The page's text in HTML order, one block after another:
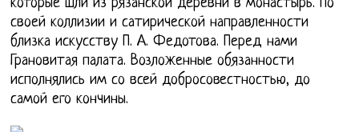
которые шли из рязанской деревни в монастырь. По
своей коллизии и сатирической направленности
близка искусству П. А. Федотова. Перед нами
Грановитая палата. Возложенные обязанности
исполнялись им со всей добросовестностью, до
самой его кончины.